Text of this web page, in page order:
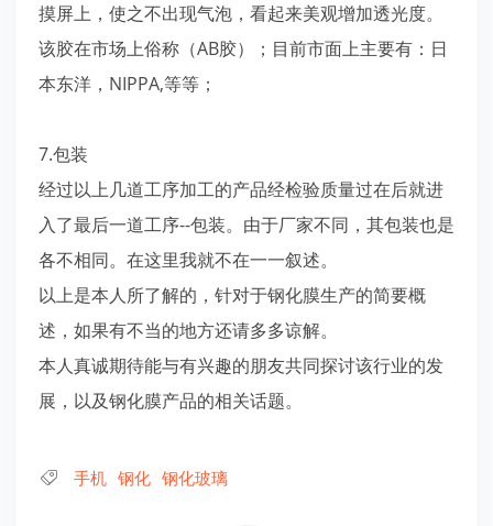
摸屏上，使之不出现气泡，看起来美观增加透光度。
该胶在市场上俗称（AB胶）；目前市面上主要有：日
本东洋，NIPPA,等等；
7.包装
经过以上几道工序加工的产品经检验质量过在后就进
入了最后一道工序--包装。由于厂家不同，其包装也是
各不相同。在这里我就不在一一叙述。
以上是本人所了解的，针对于钢化膜生产的简要概
述，如果有不当的地方还请多多谅解。
本人真诚期待能与有兴趣的朋友共同探讨该行业的发
展，以及钢化膜产品的相关话题。
手机 钢化 钢化玻璃